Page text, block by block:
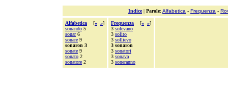
Indice| Parole: Alfabetica - Frequenza -
Alfabetica [« »]
sonando 5
sonar6
sonare 9
sonaron 3
sonate 9
sonato 2
sonatore 2
Frequenza [« »]
3 solevano
3 solito
3 sollievo
3 sonaron
3 sonatori
3 sonava
3 soneranno